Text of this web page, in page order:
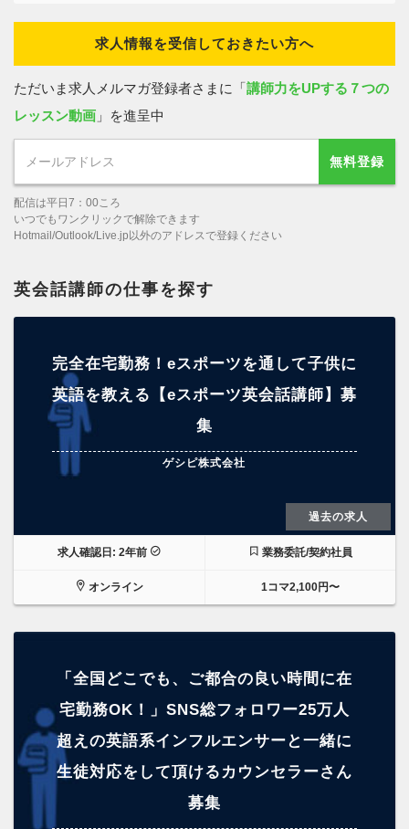
求人情報を受信しておきたい方へ
ただいま求人メルマガ登録者さまに「 講師力をUPする７つの
レッスン動画 」を進呈中
無料登録
配信は平日7：00ころ
いつでもワンクリックで解除できます
Hotmail/Outlook/Live.jp以外のアドレスで登録ください
英会話講師の仕事を探す
完全在宅勤務！eスポーツを通して子供に
英語を教える【eスポーツ英会話講師】募
集
ゲシピ株式会社
過去の求人
求人確認日: 2年前 業務委託/契約社員
オンライン 1コマ2,100円〜
「全国どこでも、ご都合の良い時間に在
宅勤務OK！」SNS総フォロワー25万人
超えの英語系インフルエンサーと一緒に
生徒対応をして頂けるカウンセラーさん
募集